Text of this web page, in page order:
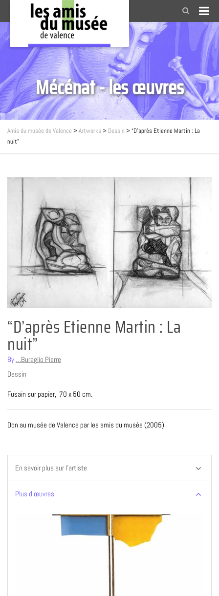
Mécénat - les œuvres
Amis du musée de Valence >Artworks > Dessin >“D’après Etienne Martin : La
nuit”
“D’après Etienne Martin : La
nuit”
By
…Buraglio Pierre
Dessin
Fusain sur papier, 70 x 50 cm.
Don au musée de Valence par les amis du musée (2005)
En savoir plus sur l’artiste
Plus d’œuvres